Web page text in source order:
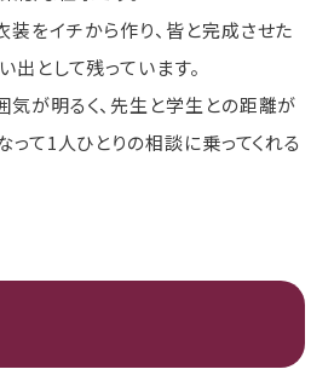
をイチから作り、皆と完成させた
出として残っています。
が明るく、先生と学生との距離が
って1人ひとりの相談に乗ってくれる